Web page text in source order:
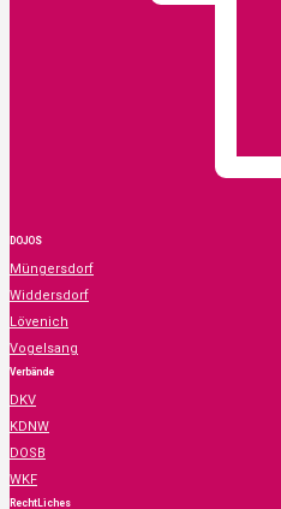
DOJOS
Müngersdorf
Widdersdorf
Lövenich
Vogelsang
Verbände
DKV
KDNW
DOSB
WKF
RechtLiches